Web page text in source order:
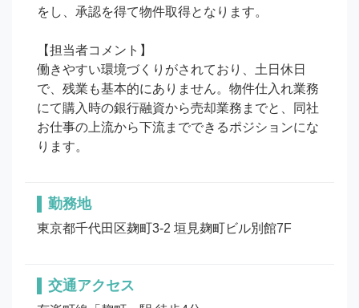
をし、承認を得て物件取得となります。
【担当者コメント】
働きやすい環境づくりがされており、土日休日
で、残業も基本的にありません。物件仕入れ業務
にて購入時の銀行融資から売却業務までと、同社
お仕事の上流から下流までできるポジションにな
ります。
勤務地
東京都千代田区麹町3-2 垣見麹町ビル別館7F
交通アクセス